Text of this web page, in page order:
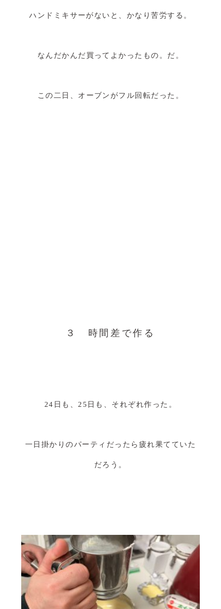
ハンドミキサーがないと、かなり苦労する。
なんだかんだ買ってよかったもの。だ。
この二日、オーブンがフル回転だった。
３ 時間差で作る
24日も、25日も、それぞれ作った。
一日掛かりのパーティだったら疲れ果てていた
だろう。